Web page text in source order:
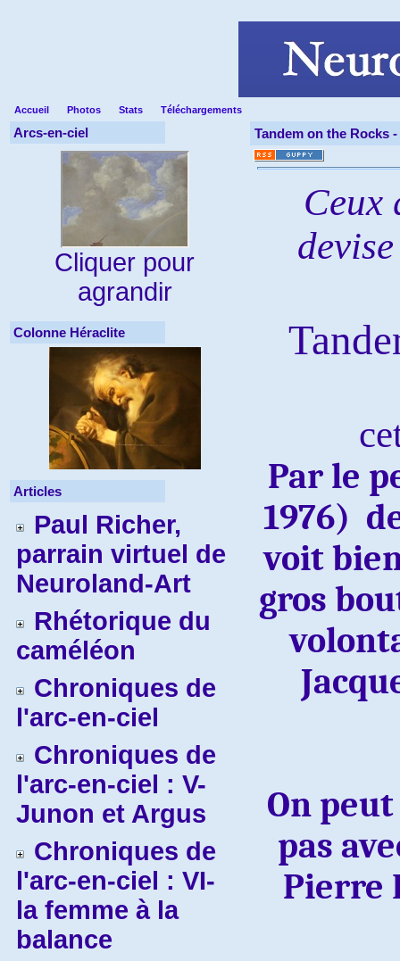
Accueil Photos Stats Téléchargements
Arcs-en-ciel
Cliquer pour
agrandir
Colonne Héraclite
Articles
Paul Richer,
parrain virtuel de
Neuroland-Art
Rhétorique du
caméléon
Chroniques de
l'arc-en-ciel
Chroniques de
l'arc-en-ciel : V-
Junon et Argus
Chroniques de
l'arc-en-ciel : VI-
la femme à la
balance
Tandem on the Rocks -
Ceux
Par le
1976)
voit
gros
On
pas
Pierre